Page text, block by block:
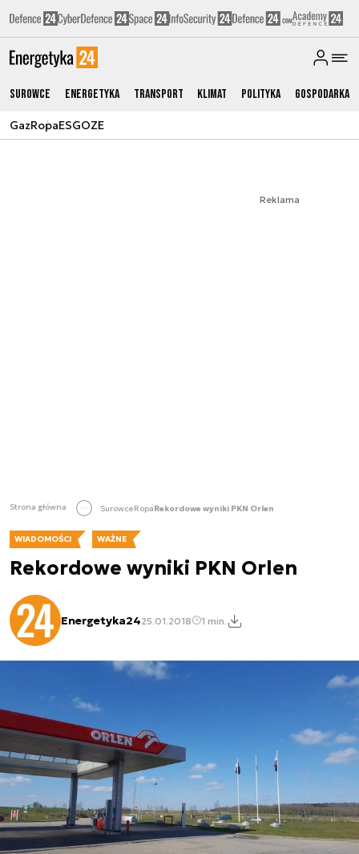
Surowce Energetyka Transport Klimat Polityka Gospodarka
GazRopaESGOZE
Reklama
Strona główna SurowceRopaRekordowe wyniki PKN Orlen
WIADOMOŚCI WAŻNE
Rekordowe wyniki PKN Orlen
Energetyka2425.01.2018 1 min.